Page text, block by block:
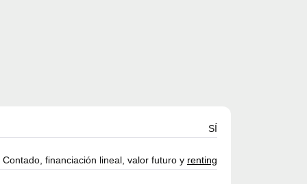
SÍ
Contado, financiación lineal, valor futuro y renting